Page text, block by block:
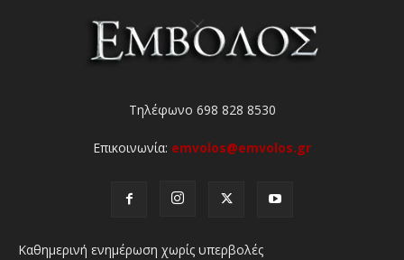
Τηλέφωνο 698 828 8530
Επικοινωνία: emvolos@emvolos.gr
Καθημερινή ενημέρωση χωρίς υπερβολές